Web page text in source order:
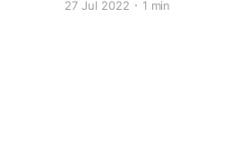
27 Jul 2022 1 min